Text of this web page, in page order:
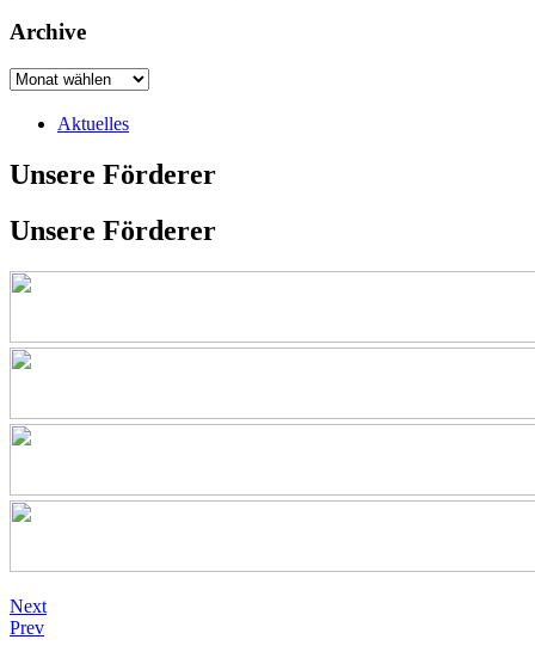
Archive
Aktuelles
Unsere Förderer
Unsere Förderer
Next
Prev